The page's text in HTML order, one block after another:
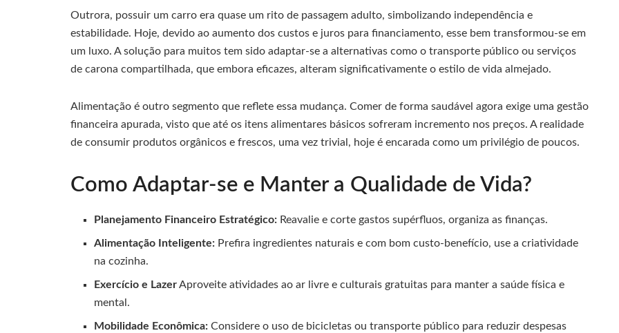
Outrora, possuir um carro era quase um rito de passagem adulto, simbolizando independência e
estabilidade. Hoje, devido ao aumento dos custos e juros para financiamento, esse bem transformou-se em
um luxo. A solução para muitos tem sido adaptar-se a alternativas como o transporte público ou serviços
de carona compartilhada, que embora eficazes, alteram significativamente o estilo de vida almejado.
Alimentação é outro segmento que reflete essa mudança. Comer de forma saudável agora exige uma gestão
financeira apurada, visto que até os itens alimentares básicos sofreram incremento nos preços. A realidade
de consumir produtos orgânicos e frescos, uma vez trivial, hoje é encarada como um privilégio de poucos.
Como Adaptar-se e Manter a Qualidade de Vida?
Planejamento Financeiro Estratégico: Reavalie e corte gastos supérfluos, organiza as finanças.
Alimentação Inteligente: Prefira ingredientes naturais e com bom custo-benefício, use a criatividade
na cozinha.
Exercício e LazerAproveite atividades ao ar livre e culturais gratuitas para manter a saúde física e
mental.
Mobilidade Econômica: Considere o uso de bicicletas ou transporte público para reduzir despesas